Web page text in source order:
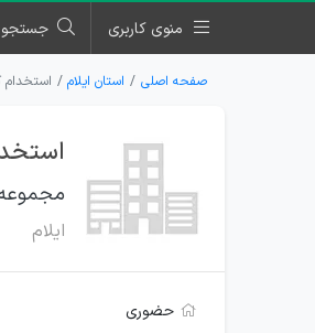
منوی کاربری
صفحه اصلی استان ایلام استخدام
ایلام
حضوری